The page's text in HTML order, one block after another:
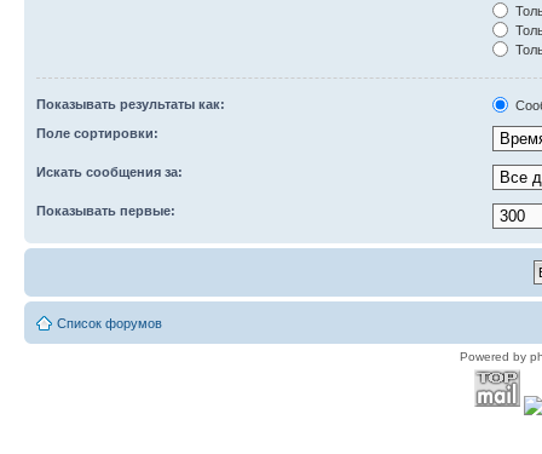
Показывать результаты как:
Поле сортировки:
Искать сообщения за:
Показывать первые:
Список форумов
Powered by